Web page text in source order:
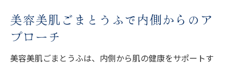
美容美肌ごまとうふで内側からのア
プローチ
美容美肌ごまとうふは、内側から肌の健康をサポートす